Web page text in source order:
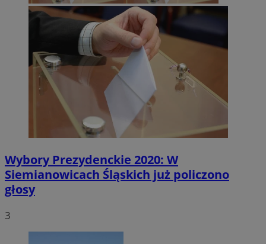
Wybory Prezydenckie 2020: W
Siemianowicach Śląskich już policzono
głosy
3